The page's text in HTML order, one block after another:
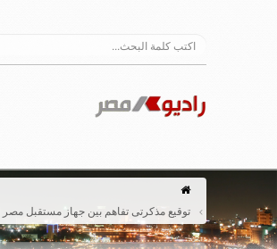
توقيع مذكرتى تفاهم بين جهاز مستقبل مصر للتنمية